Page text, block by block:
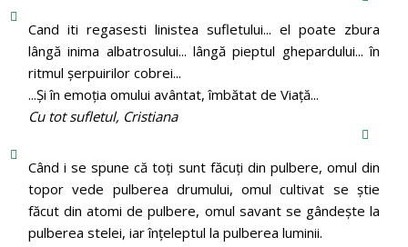
Cand iti regasesti linistea sufletului... el poate zbura
lângă inima albatrosului... lângă pieptul ghepardului... în
ritmul şerpuirilor cobrei...
...Şi în emoţia omului avântat, îmbătat de Viaţă...
Cu tot sufletul, Cristiana
Când i se spune că toți sunt făcuți din pulbere, omul din
topor vede pulberea drumului, omul cultivat se știe
făcut din atomi de pulbere, omul savant se gândește la
pulberea stelei, iar înțeleptul la pulberea luminii.